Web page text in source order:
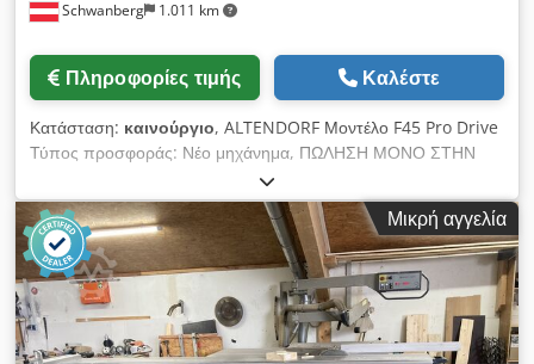
Schwanberg 1.011 km
Πληροφορίες τιμής Καλέστε
Κατάσταση: καινούργιο, ALTENDORF Μοντέλο F45 Pro Drive
Τύπος προσφοράς: Νέο μηχάνημα, ΠΩΛΗΣΗ ΜΟΝΟ ΣΤΗΝ
ΑΥΣΤΡΙΑ! Άμεσα διαθέσιμο νέο μηχάνημα με ειδική τιμή
προσφοράς και πλήρη εγγύηση του κατασκευαστή. Έλεγχος
Pro Drive: 3,5" με ξεχωριστό πληκτρολόγιο Αυτόματη
διόρθωση διαστάσεων στον παράλληλο και γωνιακό φράκτη
κατά την κλίση της μονάδας πριονίσματος Απλή βαθμονόμηση
των αξόνων Διαγνωστικά μηχανήματος, μετρητής ωρών
λειτουργίας, διασύνδεση USB Ανάκληση της τελευταίας
εισόδου μέτρησης (λειτουργία επιστροφής) 99 αποθηκεύσιμα
Μικρή αγγελία